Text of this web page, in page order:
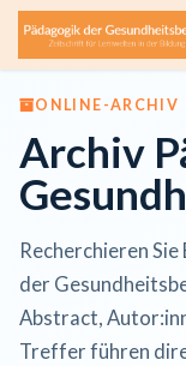
Zum Inhalt springen
ONLINE-ARCHIV
Archiv
Recherchieren
der
Abstract,
Treffer führen